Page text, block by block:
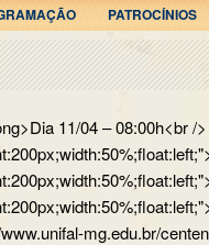
PATROCÍNIOS
11/04 – 08:00h<br
mg.edu.br/